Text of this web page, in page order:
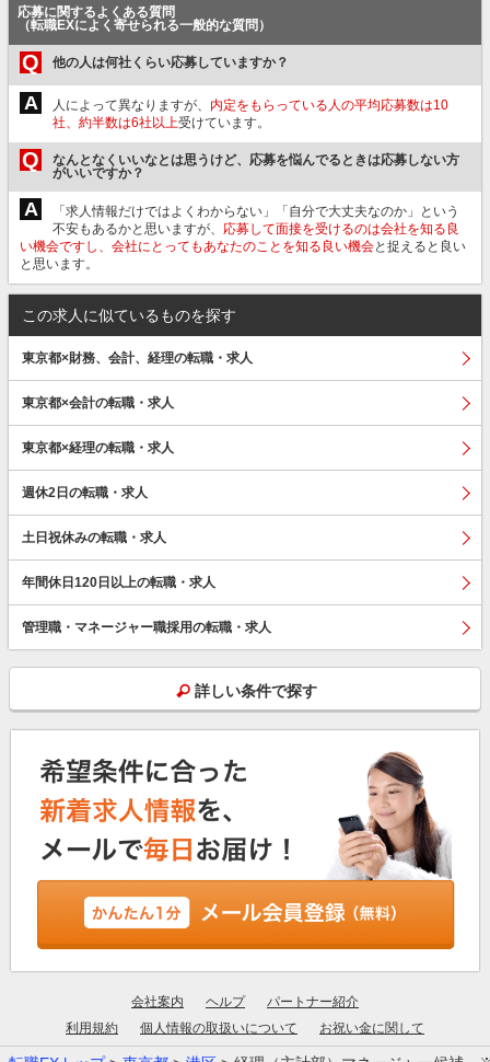
応募に関するよくある質問
（転職EXによく寄せられる一般的な質問）
Q 他の人は何社くらい応募していますか？
A 人によって異なりますが、 内定をもらっている人の平均応募数は10
社、約半数は6社以上受けています。
Q
なんとなくいいなとは思うけど、応募を悩んでるときは応募しない方
がいいですか？
A
「求人情報だけではよくわからない」「自分で大丈夫なのか」という
不安もあるかと思いますが、 応募して面接を受けるのは会社を知る良
い機会ですし、会社にとってもあなたのことを知る良い機会と捉えると良い
と思います。
この求人に似ているものを探す
東京都×財務、会計、経理の転職・求人
東京都×会計の転職・求人
東京都×経理の転職・求人
週休2日の転職・求人
土日祝休みの転職・求人
年間休日120日以上の転職・求人
管理職・マネージャー職採用の転職・求人
詳しい条件で探す
会社案内 ヘルプ
パートナー紹介
利用規約
個人情報の取扱いについて お祝い金に関して